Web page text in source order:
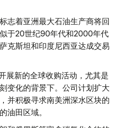
志着亚洲最大石油生产商将回
于20世纪90年代和2000年代
克斯坦和印度尼西亚达成交易
展新的全球收购活动，尤其是
变化的背景下。公司计划扩大
并积极寻求南美洲深水区块的
油田区域。